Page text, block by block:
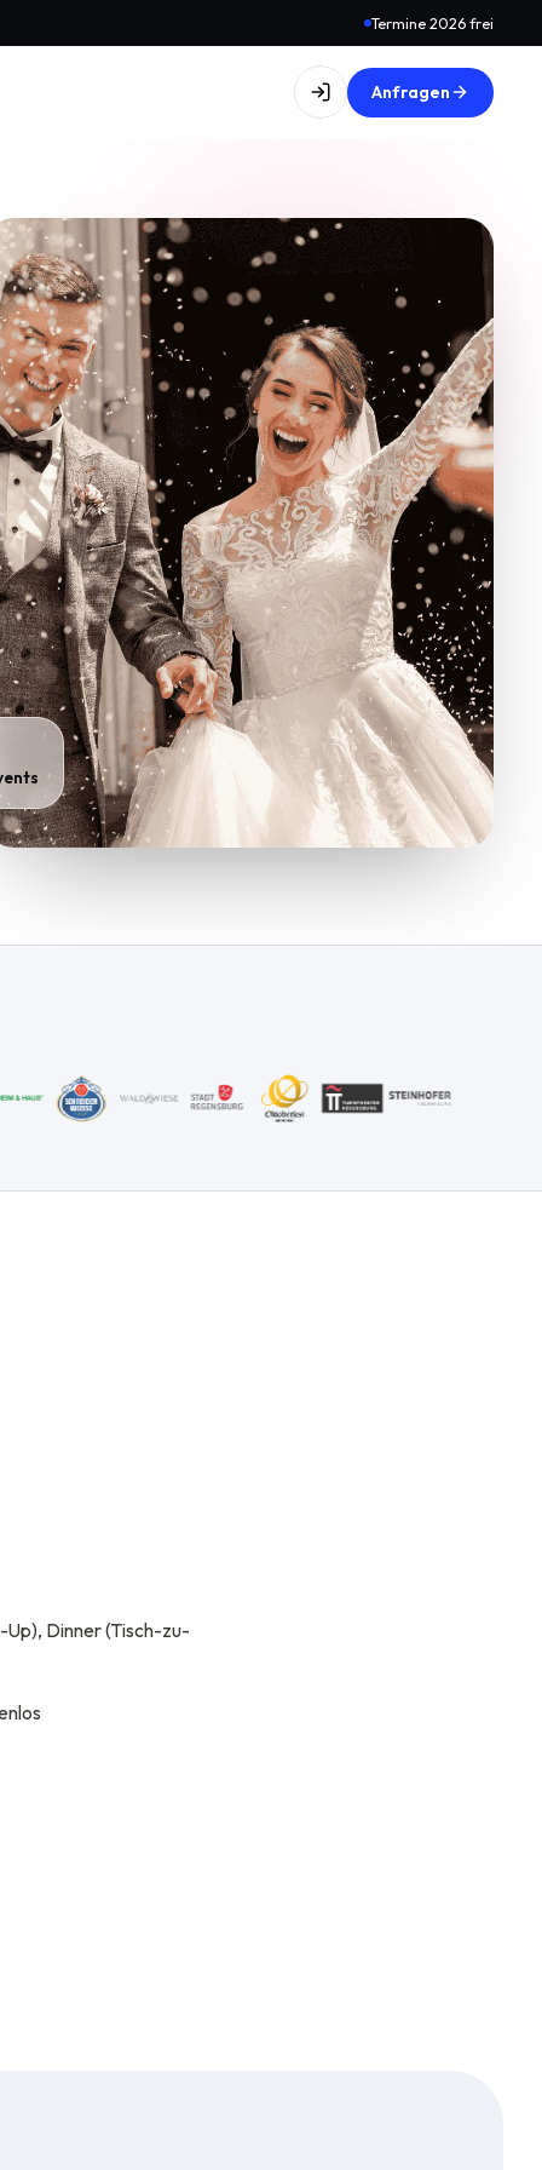
Termine 2026 frei
Anfragen
Up), Dinner (Tisch-zu-